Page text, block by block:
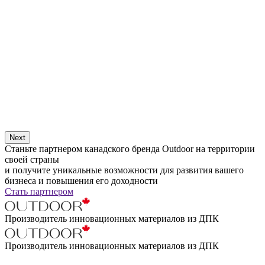
Next
Станьте партнером канадского бренда Outdoor на территории
своей страны
и получите уникальные возможности для развития вашего
бизнеса и повышения его доходности
Стать партнером
Производитель инновационных материалов из ДПК
Производитель инновационных материалов из ДПК